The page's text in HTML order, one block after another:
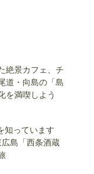
絶景カフェ、チ
道・向島の「島
を満喫しよう
知っています
島「西条酒蔵